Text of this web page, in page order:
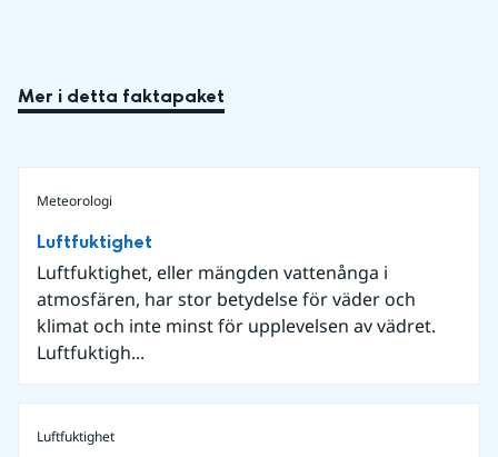
Mer i detta faktapaket
Meteorologi
Luftfuktighet
Luftfuktighet, eller mängden vattenånga i
atmosfären, har stor betydelse för väder och
klimat och inte minst för upplevelsen av vädret.
Luftfuktigh...
Luftfuktighet